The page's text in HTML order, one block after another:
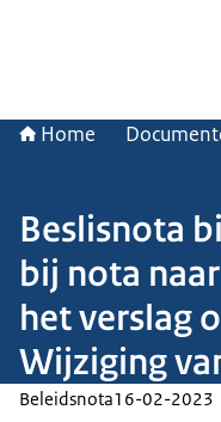
Home
Beslisnota
bij nota
het verslag
Wijziging
Beleidsnota16-02-2023